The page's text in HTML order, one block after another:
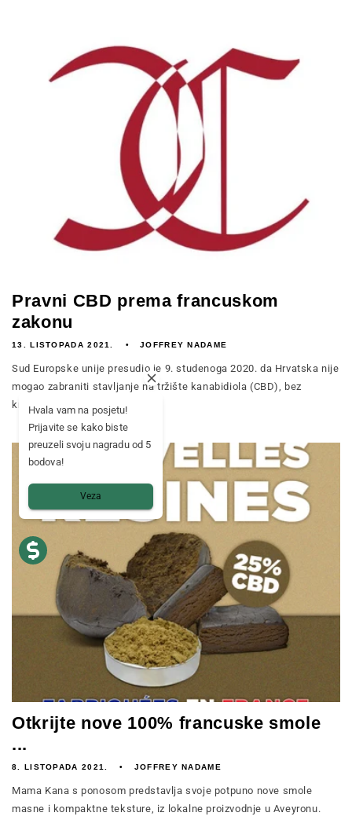
Pravni CBD prema francuskom
zakonu
13. LISTOPADA 2021. JOFFREY NADAME
Sud Europske unije presudio je 9. studenoga 2020. da Hrvatska nije
mogao zabraniti stavljanje na tržište kanabidiola (CBD), bez
kršenja zakona ...
Otkrijte nove 100% francuske smole
...
8. LISTOPADA 2021. JOFFREY NADAME
Mama Kana s ponosom predstavlja svoje potpuno nove smole
masne i kompaktne teksture, iz lokalne proizvodnje u Aveyronu.
Hvala vam na posjetu!
Prijavite se kako biste
preuzeli svoju nagradu od 5
bodova!
Veza